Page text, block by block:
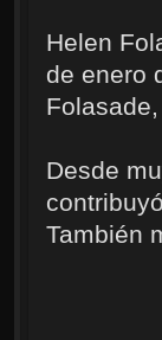
Helen
de enero
Desde
También